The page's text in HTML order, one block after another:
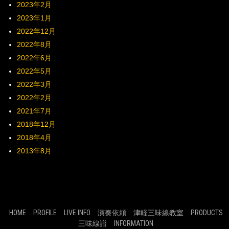
2023年2月
2023年1月
2022年12月
2022年8月
2022年6月
2022年5月
2022年3月
2022年2月
2021年7月
2018年12月
2018年4月
2013年8月
HOME PROFILE LIVE INFO 演奏依頼 津軽三味線教室
PRODUCTS
三味線譜
INFORMATION